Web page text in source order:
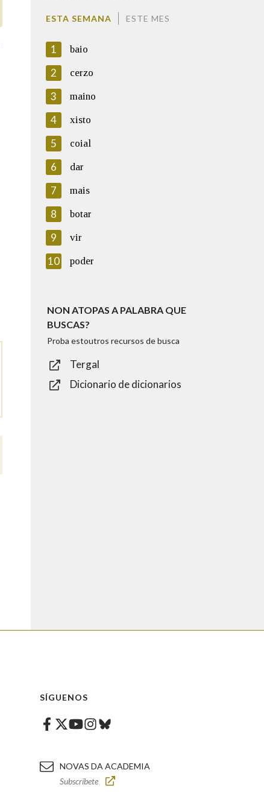
ESTA SEMANA ESTE MES
1 baio
2 cerzo
3 maino
4 xisto
5 coial
6 dar
7 mais
8 botar
9 vir
10 poder
NON ATOPAS A PALABRA QUE
BUSCAS?
Proba estoutros recursos de busca
Tergal
Dicionario de dicionarios
SÍGUENOS
Facebook
Twitter
Youtube
Instagram
Bluesky
NOVAS DA ACADEMIA
Subscríbete